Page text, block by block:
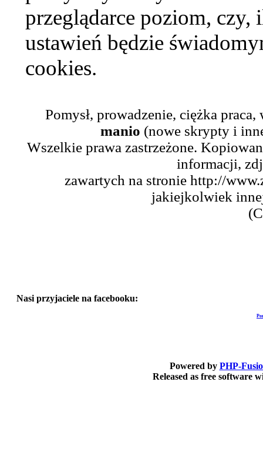
przeglądarce poziom,
ustawień będzie
cookies.
Pomysł, prowadzenie, ciężka
manio (nowe skrypty i
Wszelkie prawa zastrzeżone.
informacji,
zawartych na stronie http://
jakiejkolwiek
Nasi przyjaciele na facebooku:
Powered by PHP-
Released as free software